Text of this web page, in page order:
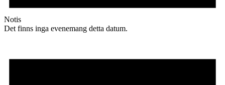
Notis
Det finns inga evenemang detta datum.